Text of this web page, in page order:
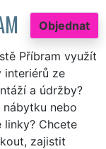
Objednat
Příbram využít
interiérů ze
a údržby?
nebo
linky? Chcete
zajistit